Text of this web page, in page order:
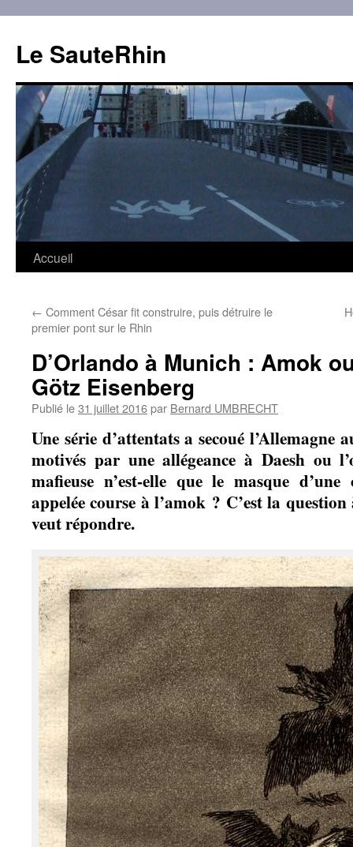
contenu
Le SauteRhin
Accueil
← Comment César fit construire, puis détruire le
premier pont sur le Rhin
D’Orlando à Munich : Amok
Götz Eisenberg
Publié le31 juillet 2016par Bernard UMBRECHT
Une série d’attentats a secoué l’Allemagne
motivés par une allégeance à Daesh ou
mafieuse n’est-elle que le masque
appelée course à l’amok ? C’est la
veut répondre.